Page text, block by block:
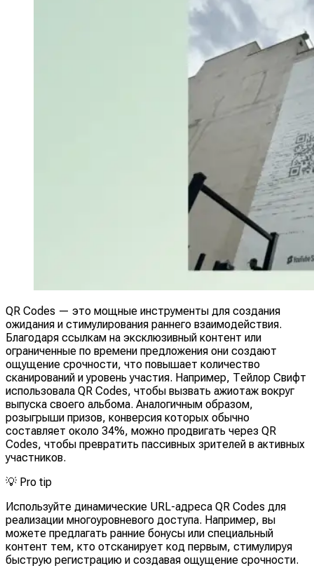
QR Codes — это мощные инструменты для создания
ожидания и стимулирования раннего взаимодействия.
Благодаря ссылкам на эксклюзивный контент или
ограниченные по времени предложения они создают
ощущение срочности, что повышает количество
сканирований и уровень участия. Например, Тейлор Свифт
использовала QR Codes, чтобы вызвать ажиотаж вокруг
выпуска своего альбома. Аналогичным образом,
розыгрыши призов, конверсия которых обычно
составляет около 34%, можно продвигать через QR
Codes, чтобы превратить пассивных зрителей в активных
участников.
💡 Pro tip
Используйте динамические URL-адреса QR Codes для
реализации многоуровневого доступа. Например, вы
можете предлагать ранние бонусы или специальный
контент тем, кто отсканирует код первым, стимулируя
быструю регистрацию и создавая ощущение срочности.